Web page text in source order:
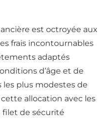
est octroyée aux
frais incontournables
adaptés
d’âge et de
plus modestes de
allocation avec les
filet de sécurité